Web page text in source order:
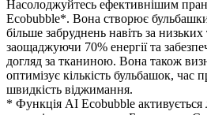
Насолоджуйтесь ефективнішим
Ecobubble*. Вона створює
більше забруднень навіть за
заощаджуючи 70% енергії та
догляд за тканиною. Вона також
оптимізує кількість бульбашок, час
швидкість віджимання.
* Функція AI Ecobubble